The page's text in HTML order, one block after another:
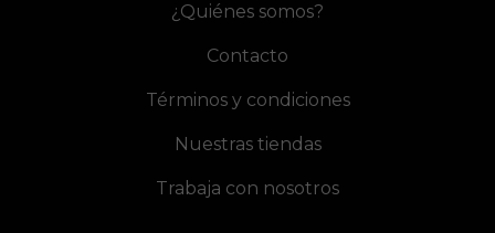
¿Quiénes somos?
Contacto
Términos y condiciones
Nuestras tiendas
Trabaja con nosotros